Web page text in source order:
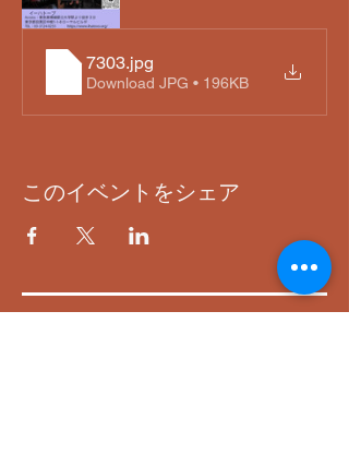
7303.jpg
Download JPG • 196KB
このイベントをシェア